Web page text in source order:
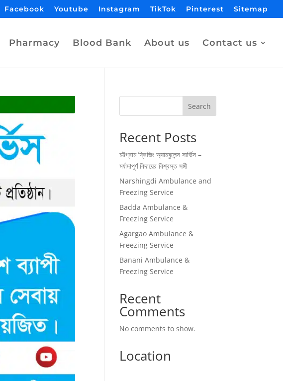
Facebook Youtube Instagram TikTok Pinterest Sitemap
Pharmacy Blood Bank About us Contact us
Search
Recent Posts
চট্টগ্রাম ফ্রিজিং অ্যাম্বুলেন্স সার্ভিস –
মর্যাদাপূর্ণ বিদায়ের বিশ্বস্ত সঙ্গী
Narshingdi Ambulance and
Freezing Service
Badda Ambulance &
Freezing Service
Agargao Ambulance &
Freezing Service
Banani Ambulance &
Freezing Service
Recent
Comments
No comments to show.
Location